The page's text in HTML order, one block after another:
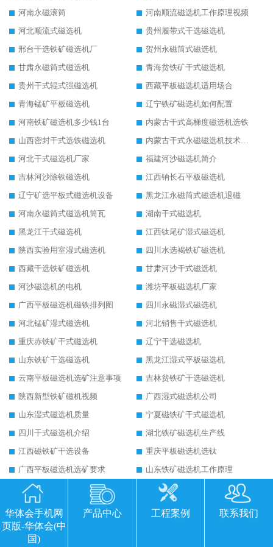
河南永磁滚筒
河南顺流磁选机工作原理视频
河北顺流式磁选机
贵州履带式干选磁选机
邢台干选铁矿磁选机厂
贺州永磁筒式磁选机
甘肃永磁筒式磁选机
青海贫铁矿干式磁选机
贵州干式辊式强磁选机
西藏平板磁选机适用场合
青海锰矿平板磁选机
辽宁铁矿磁选机如何配置
河南铁矿磁选机多少钱1台
内蒙古干式高梯度磁选机选铁
山西密封干式选铁磁选机
内蒙古干式永磁磁选机技术要求
河北干式磁选机厂家
福建河沙磁选机简介
吉林河沙除铁磁选机
江西钠长石平板磁选机
辽宁矿选平板式磁选机设备
黑龙江永磁筒式磁选机退磁
河南永磁筒式磁选机筒瓦
湖南干式磁选机
黑龙江干式磁选机
江西钛尾矿湿式磁选机
陕西实验用室湿式磁选机
四川水选褐铁矿磁选机
西藏干选铁矿磁选机
甘肃河沙干式磁选机
河沙磁选机的电机
潍坊平板磁选机厂家
广西平板磁选机磁铁排列图
四川永磁湿式磁选机
河北锰矿湿式磁选机
河北销售干式磁选机
重庆赤铁矿干式磁选机
辽宁干选磁选机
山东铁矿干选磁选机
黑龙江湿式平板磁选机
云南平板磁选机选矿注意事项
吉林贫铁矿干选磁选机
陕西新型铁矿磁机视频
广西湿式磁选机公司
山东湿式磁选机质量
宁夏磁铁矿干式磁选机
四川干式磁选机介绍
湖北铁矿磁选机生产线
江西磁铁矿干选设备
重庆平板磁选机选钛
广西平板磁选机选矿要求
山东铁矿磁选机工作原理
安徽铁矿磁选机价格
山西干选磁选机
福建干选永磁磁选机工作原理
天津钛尾矿湿式磁选机
云南钛铁矿湿式磁选机
西藏1530平板磁选机
华体会手机网
页版-华体会(中
国)
产品中心 工程案例 联系我们